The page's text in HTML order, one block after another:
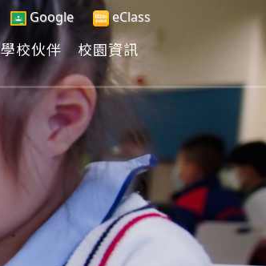
Google eClass
學校伙伴 校園資訊